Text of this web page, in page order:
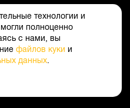
технологии и
полноценно
с нами, вы
файлов куки и
данных.
персональных данных